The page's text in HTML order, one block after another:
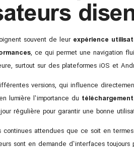
souvent de leur expérience
, ce qui permet une navigation
surtout sur des plateformes iOS et
versions, qui influence
lumière l’importance du
régulière pour garantir une bonne
continues attendues que ce soit en
sont en demande d’interfaces toujours